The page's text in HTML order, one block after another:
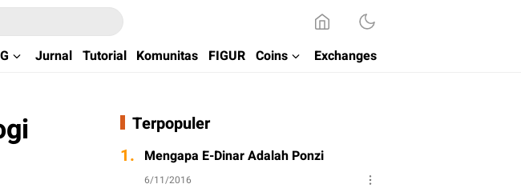
Jurnal Tutorial Komunitas FIGUR Coins Exchanges
Terpopuler
1. Mengapa E-Dinar Adalah Ponzi
6/11/2016